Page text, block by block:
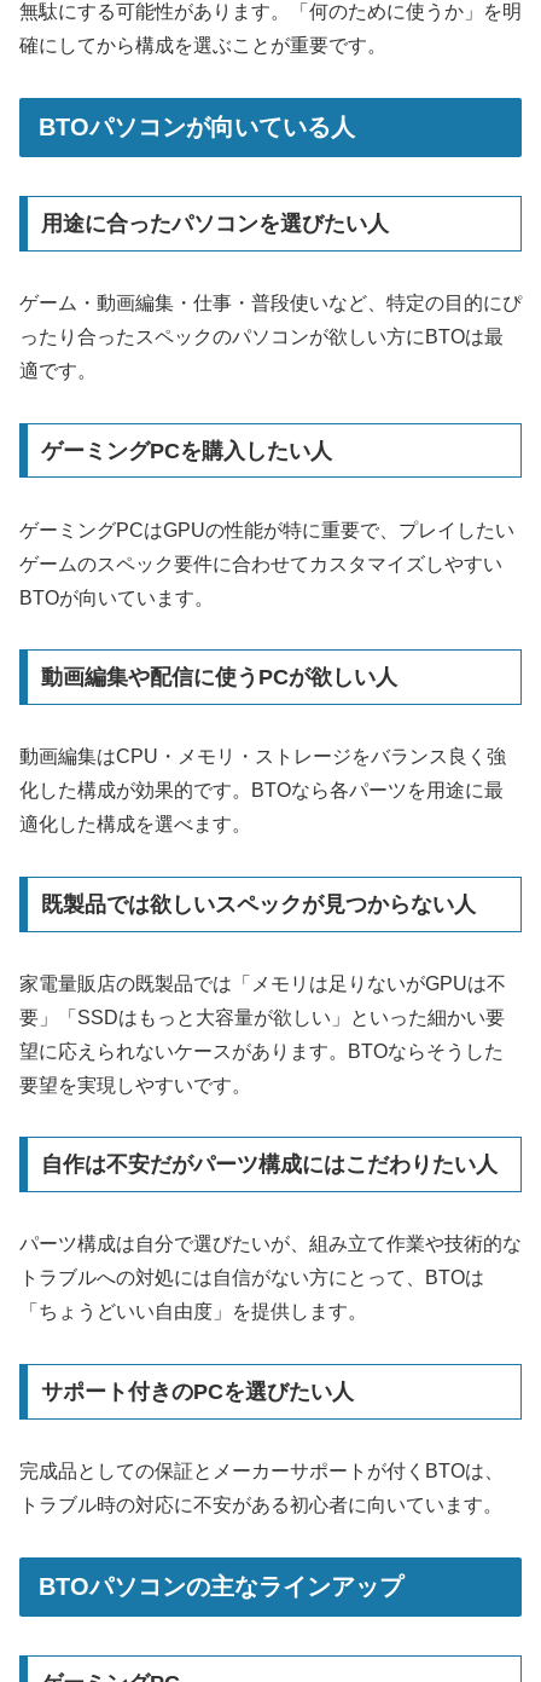
無駄にする可能性があります。「何のために使うか」を明
確にしてから構成を選ぶことが重要です。
BTOパソコンが向いている人
用途に合ったパソコンを選びたい人
ゲーム・動画編集・仕事・普段使いなど、特定の目的にぴ
ったり合ったスペックのパソコンが欲しい方にBTOは最
適です。
ゲーミングPCを購入したい人
ゲーミングPCはGPUの性能が特に重要で、プレイしたい
ゲームのスペック要件に合わせてカスタマイズしやすい
BTOが向いています。
動画編集や配信に使うPCが欲しい人
動画編集はCPU・メモリ・ストレージをバランス良く強
化した構成が効果的です。BTOなら各パーツを用途に最
適化した構成を選べます。
既製品では欲しいスペックが見つからない人
家電量販店の既製品では「メモリは足りないがGPUは不
要」「SSDはもっと大容量が欲しい」といった細かい要
望に応えられないケースがあります。BTOならそうした
要望を実現しやすいです。
自作は不安だがパーツ構成にはこだわりたい人
パーツ構成は自分で選びたいが、組み立て作業や技術的な
トラブルへの対処には自信がない方にとって、BTOは
「ちょうどいい自由度」を提供します。
サポート付きのPCを選びたい人
完成品としての保証とメーカーサポートが付くBTOは、
トラブル時の対応に不安がある初心者に向いています。
BTOパソコンの主なラインアップ